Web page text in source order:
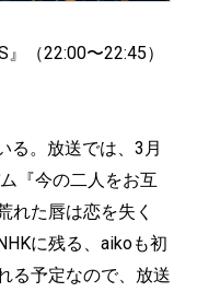
（22:00〜22:45）
る。放送では、3月
『今の二人をお互
れた唇は恋を失く
に残る、aikoも初
る予定なので、放送